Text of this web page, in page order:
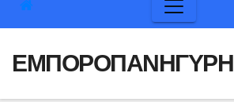
ΕΜΠΟΡΟΠΑΝΗΓΥΡΗ